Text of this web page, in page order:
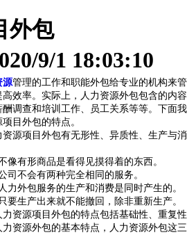
外包
9/1 18:03:10
源管理的工作和职能外包给专业的机构来管
效率。实际上，人力资源外包包含的内容
调查和培训工作、员工关系等等。下面我
目外包的特点。
源项目外包有无形性、异质性、生产与消
像有形商品是看得见摸得着的东西。
司不会有两种完全相同的服务。
力外包服务的生产和消费是同时产生的。
要生产出来就不能撤回，除非重新生产。
资源项目外包的特点包括基础性、重复性
资源外包的基本特点，人力资源外包这三